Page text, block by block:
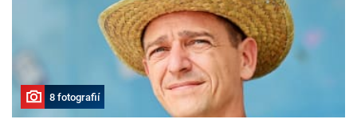
8 fotografií